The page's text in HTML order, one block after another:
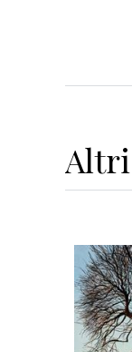
Altri